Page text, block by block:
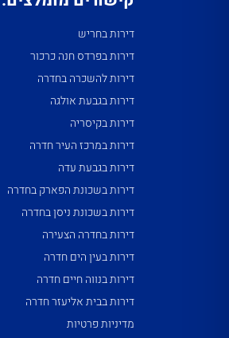
דירות בחריש
דירות בפרדס חנה כרכור
דירות להשכרה בחדרה
דירות בגבעת אולגה
דירות בקיסריה
דירות במרכז העיר חדרה
דירות בגבעת עדה
דירות בשכונת הפארק בחדרה
דירות בשכונת ניסן בחדרה
דירות בחדרה הצעירה
דירות בעין הים חדרה
דירות בנווה חיים חדרה
דירות בבית אליעזר חדרה
מדיניות פרטיות